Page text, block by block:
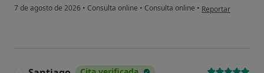
7 de agosto de 2026 • Consulta online • Consulta online • en opinión del
Reportar